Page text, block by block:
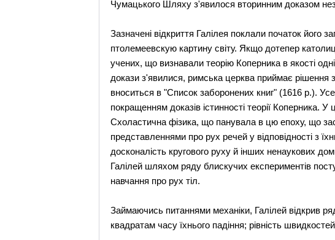
Чумацького Шляху з'явилося вторинним доказом
Зазначені відкриття Галілея поклали початок його
птолемеевскую картину світу. Якщо дотепер
учених, що визнавали теорію Коперника в якості
докази з'явилися, римська церква приймає рішення
вноситься в "Список заборонених книг" (1616 р.).
покращенням доказів істинності теорії Коперника.
Схоластична фізика, що панувала в цю епоху, що
представленнями про рух речей у відповідності з
досконалість кругового руху й інших ненаукових
Галілей шляхом ряду блискучих експериментів
навчання про рух тіл.
Займаючись питаннями механіки, Галілей відкрив
квадратам часу їхнього падіння; рівність